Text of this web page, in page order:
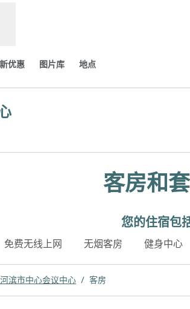
优惠​ 图片库 地点
客房和
您的住宿包
免费无线上网 无烟客房 健身中心
滨市中心会议中心 / 客房